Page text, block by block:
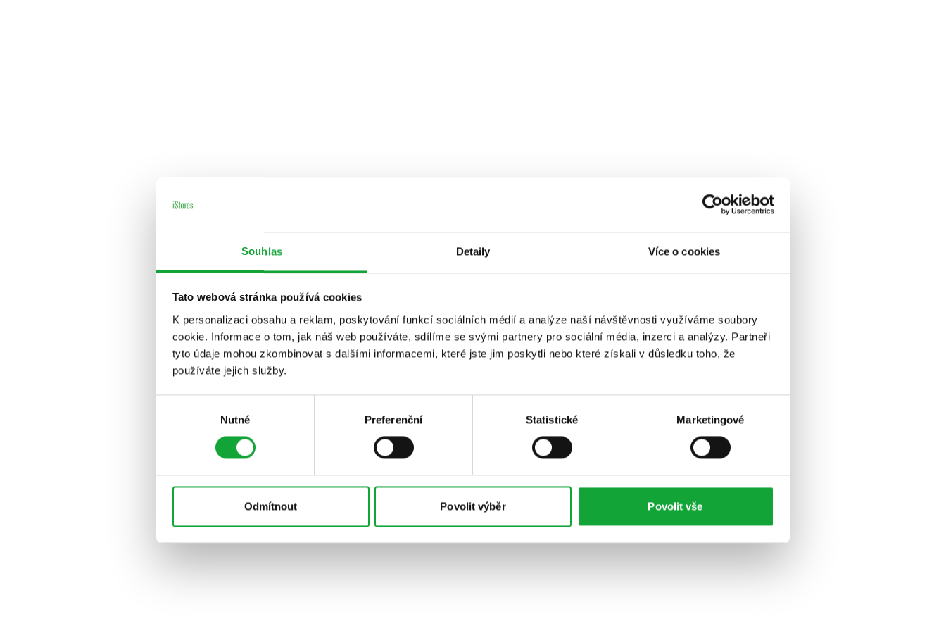
Souhlas Detaily Více o cookies
Tato webová stránka používá cookies
K personalizaci obsahu a reklam, poskytování funkcí sociálních médií a analýze naší návštěvnosti využíváme soubory
cookie. Informace o tom, jak náš web používáte, sdílíme se svými partnery pro sociální média, inzerci a analýzy. Partneři
tyto údaje mohou zkombinovat s dalšími informacemi, které jste jim poskytli nebo které získali v důsledku toho, že
používáte jejich služby.
Nutné Preferenční Statistické Marketingové
Odmítnout Povolit výběr Povolit vše